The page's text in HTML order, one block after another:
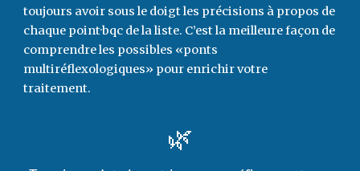
toujours avoir sous le doigt les précisions à propos de
chaque point·bqc de la liste. C’est la meilleure façon de
comprendre les possibles «ponts
multiréflexologiques» pour enrichir votre
traitement.
🌿